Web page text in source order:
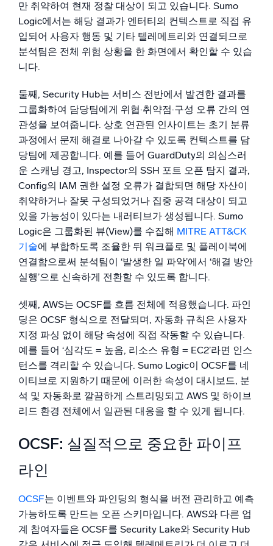
만 취약하여 현재 정찰 대상이 되고 있습니다. Sumo
Logic에서는 해당 결과가 엔터티의 컨텍스트로 직접 유
입되어 사용자 행동 및 기타 텔레메트리와 연결되므로
분석팀은 전체 위험 상황을 한 화면에서 확인할 수 있습
니다.
둘째, Security Hub는 서비스 전반에서 발견한 결과를
그룹화하여 담당팀에게 위협·취약점·구성 오류 간의 연
관성을 보여줍니다. 상호 연관된 인사이트는 초기 분류
과정에서 문제 해결로 나아갈 수 있도록 컨텍스트를 담
당팀에 제공합니다. 예를 들어 GuardDuty의 의심스러
운 스캐닝 경고, Inspector의 SSH 포트 오픈 탐지 결과,
Config의 IAM 권한 설정 오류가 결합되면 해당 자산이
취약하거나 잘못 구성되었거나 집중 공격 대상이 되고
있을 가능성이 있다는 내러티브가 생성됩니다. Sumo
Logic은 그룹화된 뷰(View)를 수집해 MITRE ATT&CK
기술에 부합하도록 조율한 뒤 워크플로 및 플레이북에
연결함으로써 분석팀이 ‘발생한 일 파악’에서 ‘해결 방안
실행’으로 신속하게 전환할 수 있도록 합니다.
셋째, AWS는 OCSF를 흐름 전체에 적용했습니다. 파인
딩은 OCSF 형식으로 전달되며, 자동화 규칙은 사용자
지정 파싱 없이 해당 속성에 직접 작동할 수 있습니다.
예를 들어 ‘심각도 = 높음, 리소스 유형 = EC2’라면 인스
턴스를 격리할 수 있습니다. Sumo Logic이 OCSF를 네
이티브로 지원하기 때문에 이러한 속성이 대시보드, 분
석 및 자동화로 깔끔하게 스트리밍되고 AWS 및 하이브
리드 환경 전체에서 일관된 대응을 할 수 있게 됩니다.
OCSF: 실질적으로 중요한 파이프
라인
OCSF는 이벤트와 파인딩의 형식을 버전 관리하고 예측
가능하도록 만드는 오픈 스키마입니다. AWS와 다른 업
계 참여자들은 OCSF를 Security Lake와 Security Hub